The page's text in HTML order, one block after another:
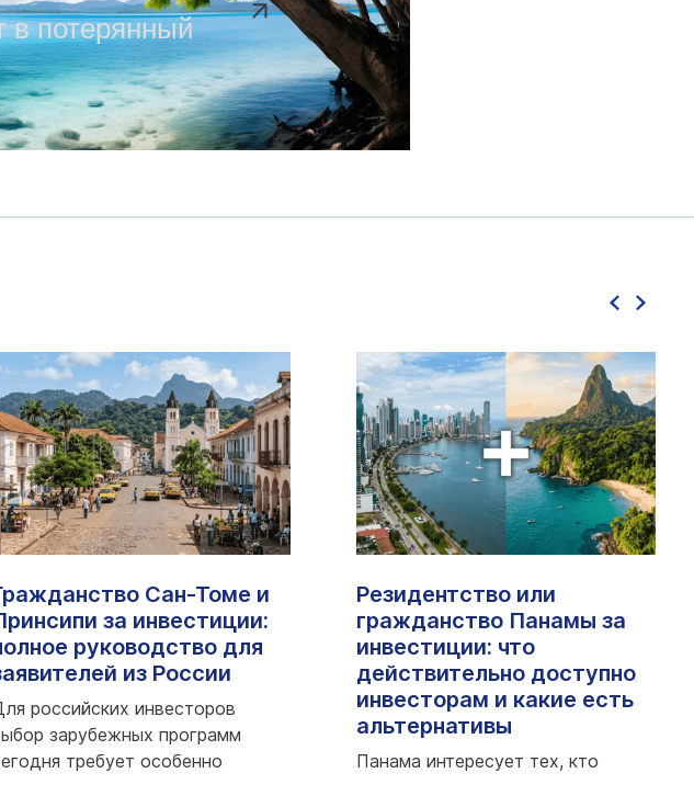
в потерянный
Сан-Томе и
за инвестиции:
руководство для
из России
российских инвесторов
зарубежных программ
требует особенно
Резидентство или
гражданство Панамы за
инвестиции: что
действительно доступно
инвесторам и какие есть
альтернативы
Панама интересует тех, кто